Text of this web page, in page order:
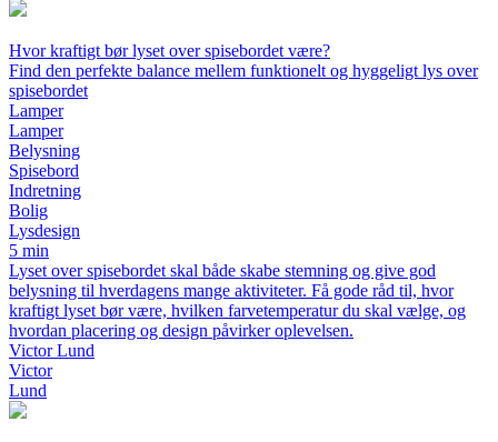
Hvor kraftigt bør lyset over spisebordet være?
Find den perfekte balance mellem funktionelt og hyggeligt lys over
spisebordet
Lamper
Lamper
Belysning
Spisebord
Indretning
Bolig
Lysdesign
5 min
Lyset over spisebordet skal både skabe stemning og give god
belysning til hverdagens mange aktiviteter. Få gode råd til, hvor
kraftigt lyset bør være, hvilken farvetemperatur du skal vælge, og
hvordan placering og design påvirker oplevelsen.
Victor Lund
Victor
Lund